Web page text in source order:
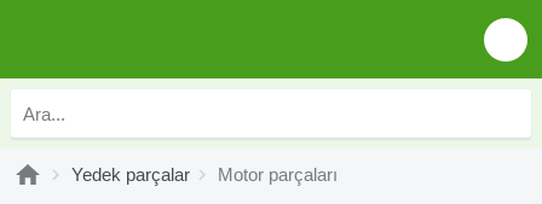
Yedek parçalar Motor parçaları